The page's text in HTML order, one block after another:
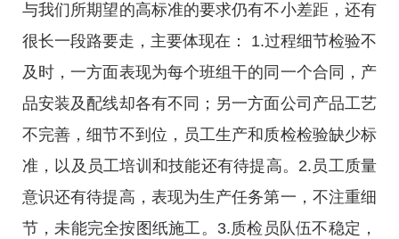
与我们所期望的高标准的要求仍有不小差距，还有
很长一段路要走，主要体现在： 1.过程细节检验不
及时，一方面表现为每个班组干的同一个合同，产
品安装及配线却各有不同；另一方面公司产品工艺
不完善，细节不到位，员工生产和质检检验缺少标
准，以及员工培训和技能还有待提高。2.员工质量
意识还有待提高，表现为生产任务第一，不注重细
节，未能完全按图纸施工。3.质检员队伍不稳定，